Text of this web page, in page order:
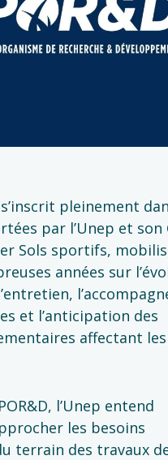
pleinement
par l’Unep et son
Sols sportifs,
années sur
et l’anticipation des
affectant
l’Unep entend
les besoins
terrain des travaux